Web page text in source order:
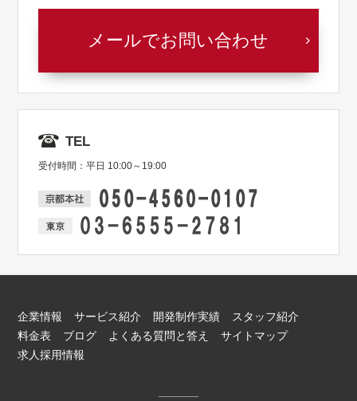
メールでお問い合わせ
TEL
受付時間：平日 10:00～19:00
企業情報 サービス紹介 開発制作実績
スタッフ紹介
料金表
ブログ よくある質問と答え
サイトマップ
求人採用情報